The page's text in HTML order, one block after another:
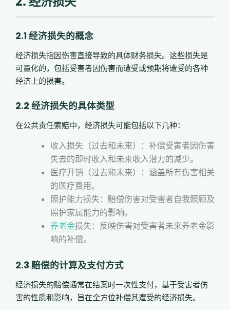
2.1 经济损失的概念
经济损失指因伤害直接导致的具体财务损失。这些损失是
可量化的，包括受害者因伤害而遭受或预期将遭受的各种
经济上的损害。
2.2 经济损失的具体类型
在公共责任索赔中，经济损失可能包括以下几种：
收入损失（过去和未来）：补偿受害者因伤害
失去的即时收入和未来收入潜力的减少。
医疗开销（过去和未来）：涵盖所有伤害相关
的医疗费用。
照护能力损失：赔偿伤害对受害者自我照顾及
照护家属能力的影响。
养老金损失： 反映伤害对受害者未来养老金影
响的补偿。
2.3 赔偿的计算及支付方式
经济损失的赔偿通常在结案时一次性支付，基于受害者伤
害的性质和影响，旨在全方位补偿其遭受的经济损失。